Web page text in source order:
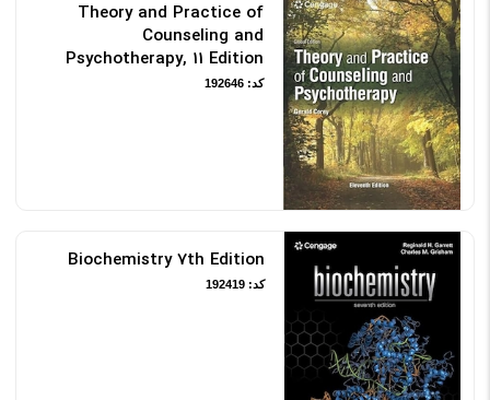
Theory and Practice of
Counseling and
Psychotherapy, 11 Edition
کد: 192646
Biochemistry 7th Edition
کد: 192419